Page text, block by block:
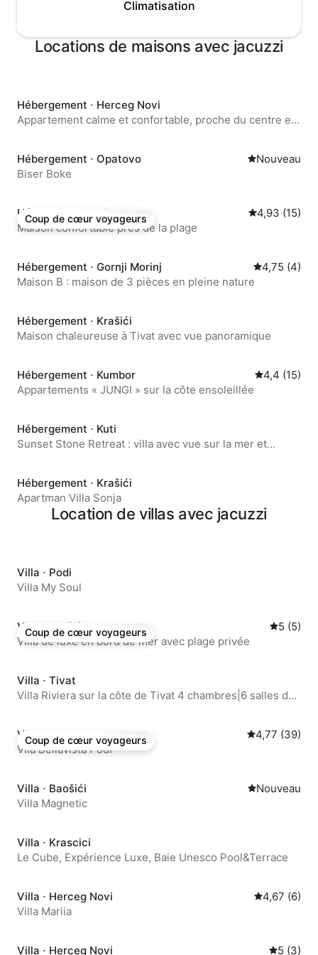
Climatisation
Locations de maisons avec jacuzzi
Hébergement ⋅ Herceg Novi
Appartement calme et confortable, proche du centre et
Hébergement ⋅ Opatovo
Nouvel
Nouveau
Biser Boke
Coup de cœur voyageurs
Coup de cœur voyageurs
Hébergement ⋅ Bijela Évaluation
4,93 (15)
Maison confortable près de la plage
Hébergement ⋅ Gornji Morinj Évaluation
4,75 (4)
Maison B : maison de 3 pièces en pleine nature
Hébergement ⋅ Krašići
Maison chaleureuse à Tivat avec vue panoramique
Hébergement ⋅ Kumbor Évaluation
4,4 (15)
Appartements « JUNGI » sur la côte ensoleillée
Hébergement ⋅ Kuti
Sunset Stone Retreat : villa avec vue sur la mer et
Hébergement ⋅ Krašići
Apartman Villa Sonja
Location de villas avec jacuzzi
Villa ⋅ Podi
Villa My Soul
Coup de cœur voyageurs
Coup de cœur voyageurs
Villa ⋅ Krašići
5 (5)
Villa de luxe en bord de mer avec plage privée
Villa ⋅ Tivat
Villa Riviera sur la côte de Tivat 4 chambres|6 salles de
Coup de cœur voyageurs
Coup de cœur voyageurs
Villa ⋅ Herceg Novi Évaluation
4,77 (39)
Vila Bellavista Podi
Villa ⋅ Baošići Nouvel
Nouveau
Villa Magnetic
Villa ⋅ Krascici
Le Cube, Expérience Luxe, Baie Unesco Pool&Terrace
Villa ⋅ Herceg Novi Évaluation
4,67 (6)
Villa Mariia
Villa ⋅ Herceg Novi 5 (3)